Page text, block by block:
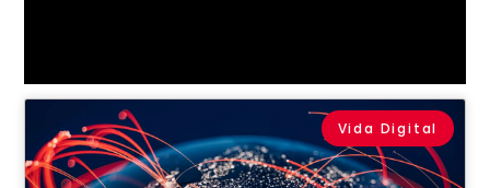
Vida Digital